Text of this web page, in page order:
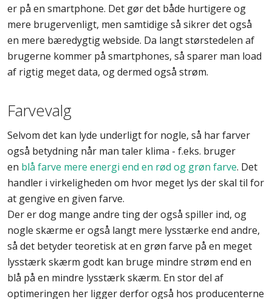
er på en smartphone. Det gør det både hurtigere og
mere brugervenligt, men samtidige så sikrer det også
en mere bæredygtig webside. Da langt størstedelen af
brugerne kommer på smartphones, så sparer man load
af rigtig meget data, og dermed også strøm.
Farvevalg
Selvom det kan lyde underligt for nogle, så har farver
også betydning når man taler klima - f.eks. bruger
en blå farve mere energi end en rød og grøn farve. Det
handler i virkeligheden om hvor meget lys der skal til for
at gengive en given farve.
Der er dog mange andre ting der også spiller ind, og
nogle skærme er også langt mere lysstærke end andre,
så det betyder teoretisk at en grøn farve på en meget
lysstærk skærm godt kan bruge mindre strøm end en
blå på en mindre lysstærk skærm. En stor del af
optimeringen her ligger derfor også hos producenterne